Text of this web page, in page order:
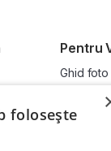
Pentru
Ghid foto
Vinde-ți
Devino
folosește